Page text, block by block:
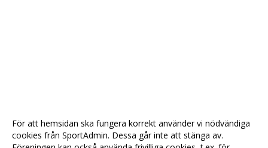
För att hemsidan ska fungera korrekt använder vi nödvändiga
cookies från SportAdmin. Dessa går inte att stänga av.